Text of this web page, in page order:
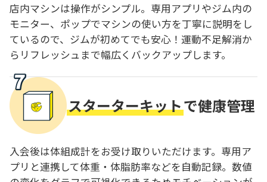
店内マシンは操作がシンプル。専用アプリやジム内の
モニター、ポップでマシンの使い方を丁寧に説明をし
ているので、ジムが初めてでも安心！運動不足解消か
らリフレッシュまで幅広くバックアップします。
スターターキットで健康管理
入会後は体組成計をお受け取りいただけます。専用ア
プリと連携して体重・体脂肪率などを自動記録。数値